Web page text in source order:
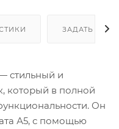
ЗАДАТЬ
стильный и
который в полной
Он
А5, с помощью